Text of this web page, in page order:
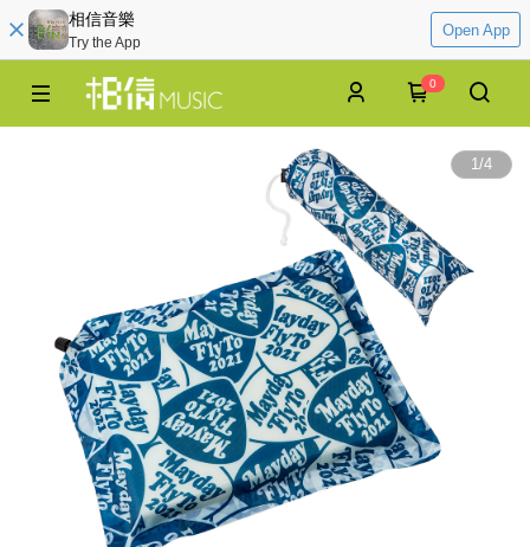
相信音樂
Try the App
Open App
0
1/4